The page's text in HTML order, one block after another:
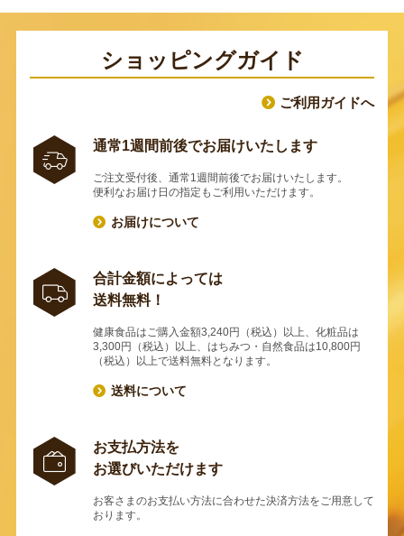
ショッピングガイド
ご利用ガイドへ
通常1週間前後でお届けいたします
ご注文受付後、通常1週間前後でお届けいたします。
便利なお届け日の指定もご利用いただけます。
お届けについて
合計金額によっては
送料無料！
健康食品はご購入金額3,240円（税込）以上、化粧品は
3,300円（税込）以上、はちみつ・自然食品は10,800円
（税込）以上で送料無料となります。
送料について
お支払方法を
お選びいただけます
お客さまのお支払い方法に合わせた決済方法をご用意して
おります。